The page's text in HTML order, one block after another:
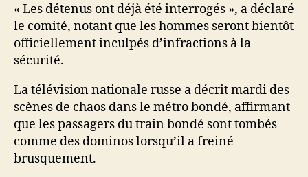
« Les détenus ont déjà été interrogés », a déclaré
le comité, notant que les hommes seront bientôt
officiellement inculpés d’infractions à la
sécurité.
La télévision nationale russe a décrit mardi des
scènes de chaos dans le métro bondé, affirmant
que les passagers du train bondé sont tombés
comme des dominos lorsqu’il a freiné
brusquement.